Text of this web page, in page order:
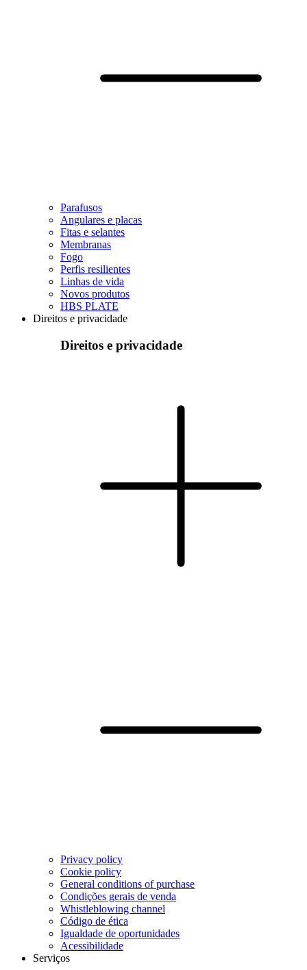
Parafusos
Angulares e placas
Fitas e selantes
Membranas
Fogo
Perfis resilientes
Linhas de vida
Novos produtos
HBS PLATE
Direitos e privacidade
Direitos e privacidade
Privacy policy
Cookie policy
General conditions of purchase
Condições gerais de venda
Whistleblowing channel
Código de ética
Igualdade de oportunidades
Acessibilidade
Serviços